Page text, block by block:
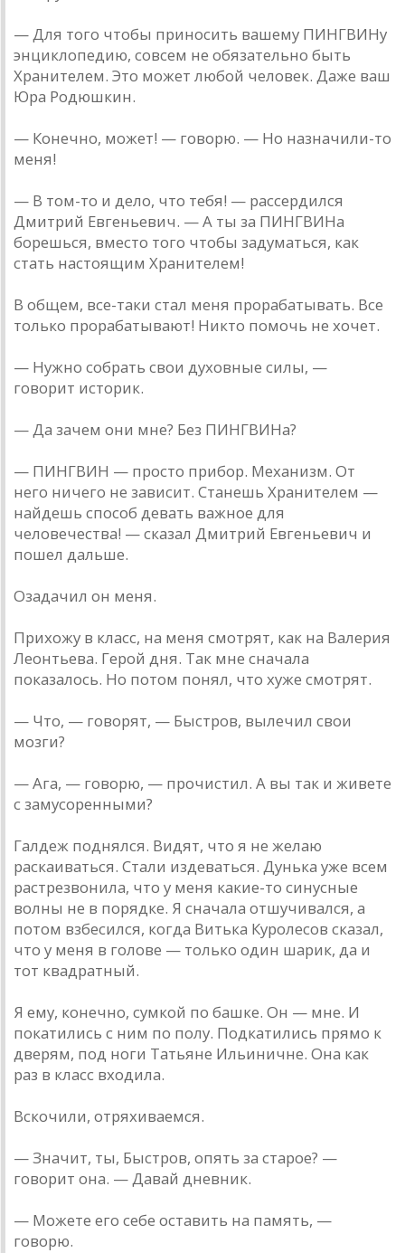
— Для того чтобы приносить вашему ПИНГВИНу
энциклопедию, совсем не обязательно быть
Хранителем. Это может любой человек. Даже ваш
Юра Родюшкин.
— Конечно, может! — говорю. — Но назначили-то
меня!
— В том-то и дело, что тебя! — рассердился
Дмитрий Евгеньевич. — А ты за ПИНГВИНа
борешься, вместо того чтобы задуматься, как
стать настоящим Хранителем!
В общем, все-таки стал меня прорабатывать. Все
только прорабатывают! Никто помочь не хочет.
— Нужно собрать свои духовные силы, —
говорит историк.
— Да зачем они мне? Без ПИНГВИНа?
— ПИНГВИН — просто прибор. Механизм. От
него ничего не зависит. Станешь Хранителем —
найдешь способ девать важное для
человечества! — сказал Дмитрий Евгеньевич и
пошел дальше.
Озадачил он меня.
Прихожу в класс, на меня смотрят, как на Валерия
Леонтьева. Герой дня. Так мне сначала
показалось. Но потом понял, что хуже смотрят.
— Что, — говорят, — Быстров, вылечил свои
мозги?
— Ага, — говорю, — прочистил. А вы так и живете
с замусоренными?
Галдеж поднялся. Видят, что я не желаю
раскаиваться. Стали издеваться. Дунька уже всем
растрезвонила, что у меня какие-то синусные
волны не в порядке. Я сначала отшучивался, а
потом взбесился, когда Витька Куролесов сказал,
что у меня в голове — только один шарик, да и
тот квадратный.
Я ему, конечно, сумкой по башке. Он — мне. И
покатились с ним по полу. Подкатились прямо к
дверям, под ноги Татьяне Ильиничне. Она как
раз в класс входила.
Вскочили, отряхиваемся.
— Значит, ты, Быстров, опять за старое? —
говорит она. — Давай дневник.
— Можете его себе оставить на память, —
говорю.